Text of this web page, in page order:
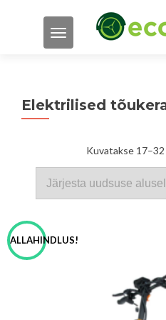
TOGGLE NAVIGATION
Elektrilised
Kuvatakse
ALLAHINDLUS!